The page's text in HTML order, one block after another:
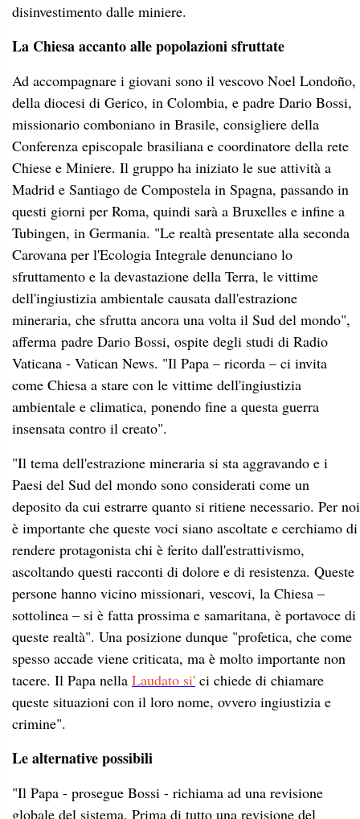
disinvestimento dalle miniere.
La Chiesa accanto alle popolazioni sfruttate
Ad accompagnare i giovani sono il vescovo Noel Londoño,
della diocesi di Gerico, in Colombia, e padre Dario Bossi,
missionario comboniano in Brasile, consigliere della
Conferenza episcopale brasiliana e coordinatore della rete
Chiese e Miniere. Il gruppo ha iniziato le sue attività a
Madrid e Santiago de Compostela in Spagna, passando in
questi giorni per Roma, quindi sarà a Bruxelles e infine a
Tubingen, in Germania. "Le realtà presentate alla seconda
Carovana per l'Ecologia Integrale denunciano lo
sfruttamento e la devastazione della Terra, le vittime
dell'ingiustizia ambientale causata dall'estrazione
mineraria, che sfrutta ancora una volta il Sud del mondo",
afferma padre Dario Bossi, ospite degli studi di Radio
Vaticana - Vatican News. "Il Papa – ricorda – ci invita
come Chiesa a stare con le vittime dell'ingiustizia
ambientale e climatica, ponendo fine a questa guerra
insensata contro il creato".
"Il tema dell'estrazione mineraria si sta aggravando e i
Paesi del Sud del mondo sono considerati come un
deposito da cui estrarre quanto si ritiene necessario. Per noi
è importante che queste voci siano ascoltate e cerchiamo di
rendere protagonista chi è ferito dall'estrattivismo,
ascoltando questi racconti di dolore e di resistenza. Queste
persone hanno vicino missionari, vescovi, la Chiesa –
sottolinea – si è fatta prossima e samaritana, è portavoce di
queste realtà". Una posizione dunque "profetica, che come
spesso accade viene criticata, ma è molto importante non
tacere. Il Papa nella Laudato si' ci chiede di chiamare
queste situazioni con il loro nome, ovvero ingiustizia e
crimine".
Le alternative possibili
"Il Papa - prosegue Bossi - richiama ad una revisione
globale del sistema. Prima di tutto una revisione del